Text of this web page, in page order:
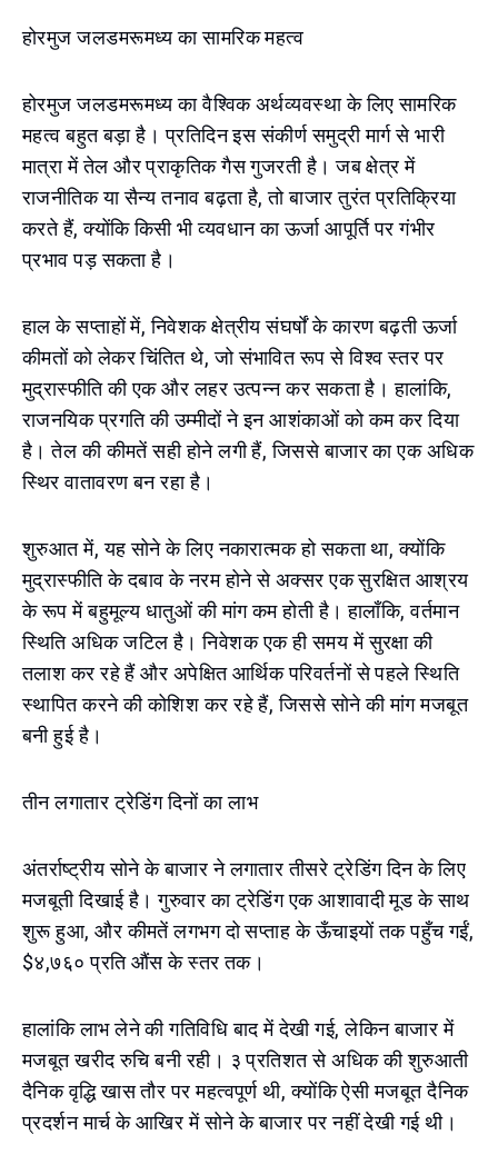
होरमुज जलडमरूमध्य का सामरिक महत्व
होरमुज जलडमरूमध्य का वैश्विक अर्थव्यवस्था के लिए सामरिक
महत्व बहुत बड़ा है। प्रतिदिन इस संकीर्ण समुद्री मार्ग से भारी
मात्रा में तेल और प्राकृतिक गैस गुजरती है। जब क्षेत्र में
राजनीतिक या सैन्य तनाव बढ़ता है, तो बाजार तुरंत प्रतिक्रिया
करते हैं, क्योंकि किसी भी व्यवधान का ऊर्जा आपूर्ति पर गंभीर
प्रभाव पड़ सकता है।
हाल के सप्ताहों में, निवेशक क्षेत्रीय संघर्षों के कारण बढ़ती ऊर्जा
कीमतों को लेकर चिंतित थे, जो संभावित रूप से विश्व स्तर पर
मुद्रास्फीति की एक और लहर उत्पन्न कर सकता है। हालांकि,
राजनयिक प्रगति की उम्मीदों ने इन आशंकाओं को कम कर दिया
है। तेल की कीमतें सही होने लगी हैं, जिससे बाजार का एक अधिक
स्थिर वातावरण बन रहा है।
शुरुआत में, यह सोने के लिए नकारात्मक हो सकता था, क्योंकि
मुद्रास्फीति के दबाव के नरम होने से अक्सर एक सुरक्षित आश्रय
के रूप में बहुमूल्य धातुओं की मांग कम होती है। हालाँकि, वर्तमान
स्थिति अधिक जटिल है। निवेशक एक ही समय में सुरक्षा की
तलाश कर रहे हैं और अपेक्षित आर्थिक परिवर्तनों से पहले स्थिति
स्थापित करने की कोशिश कर रहे हैं, जिससे सोने की मांग मजबूत
बनी हुई है।
तीन लगातार ट्रेडिंग दिनों का लाभ
अंतर्राष्ट्रीय सोने के बाजार ने लगातार तीसरे ट्रेडिंग दिन के लिए
मजबूती दिखाई है। गुरुवार का ट्रेडिंग एक आशावादी मूड के साथ
शुरू हुआ, और कीमतें लगभग दो सप्ताह के ऊँचाइयों तक पहुँच गईं,
$४,७६० प्रति औंस के स्तर तक।
हालांकि लाभ लेने की गतिविधि बाद में देखी गई, लेकिन बाजार में
मजबूत खरीद रुचि बनी रही। ३ प्रतिशत से अधिक की शुरुआती
दैनिक वृद्धि खास तौर पर महत्वपूर्ण थी, क्योंकि ऐसी मजबूत दैनिक
प्रदर्शन मार्च के आखिर में सोने के बाजार पर नहीं देखी गई थी।